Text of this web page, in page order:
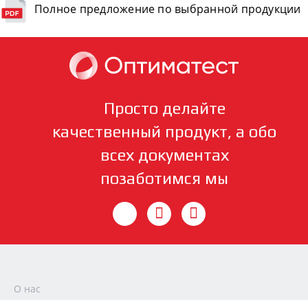
Полное предложение по выбранной продукции
Просто делайте
качественный продукт, а обо
всех документах
позаботимся мы
О нас